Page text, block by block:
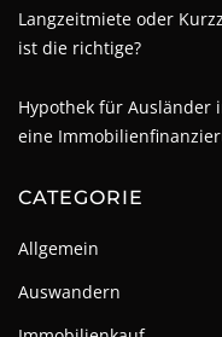
Langzeitmiete oder
ist die richtige?
Hypothek für Ausländer
eine
CATEGORIE
Allgemein
Auswandern